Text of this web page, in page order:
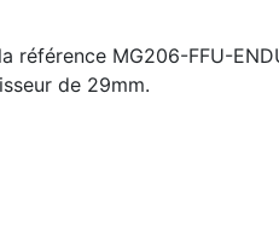
référence MG206-FFU-
de 29mm.